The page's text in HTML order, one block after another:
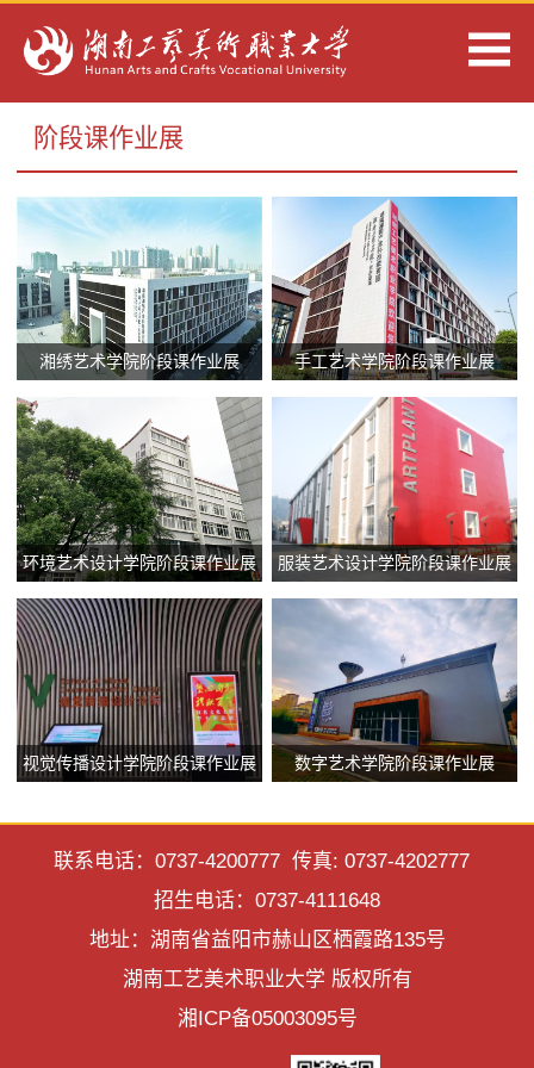
阶段课作业展
湘绣艺术学院阶段课作业展 手工艺术学院阶段课作业展
环境艺术设计学院阶段课作业展 服装艺术设计学院阶段课作业展
视觉传播设计学院阶段课作业展 数字艺术学院阶段课作业展
联系电话：0737-4200777 传真: 0737-4202777
招生电话：0737-4111648
地址：湖南省益阳市赫山区栖霞路135号
湖南工艺美术职业大学 版权所有
湘ICP备05003095号